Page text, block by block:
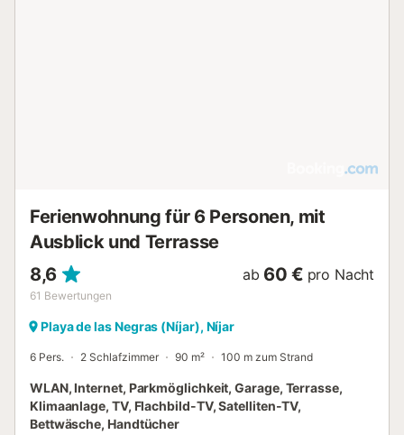
Ferienwohnung für 6 Personen, mit
Ausblick und Terrasse
8,6
61 Bewertungen
ab 60 € pro Nacht
Playa de las Negras (Níjar), Níjar
6 Pers. 2 Schlafzimmer 90 m² 100 m zum Strand
WLAN, Internet, Parkmöglichkeit, Garage, Terrasse,
Klimaanlage, TV, Flachbild-TV, Satelliten-TV,
Bettwäsche, Handtücher